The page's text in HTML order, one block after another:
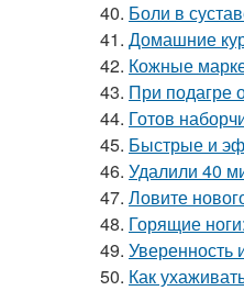
40. Боли в
41. Домашние
42. Кожные
43. При подагре
44. Готов
45. Быстрые и
46. Удалили 40
47. Ловите
48. Горящие
49. Уверенность
50. Как